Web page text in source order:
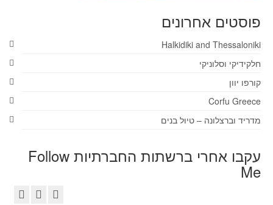
פוסטים אחרונים
Halkidiki and Thessaloniki
חלקידיקי וסלוניקי
קורפו יוון
Corfu Greece
מדריד וברצלונה – טיול בנים
עקבו אחרי ברשתות החברתיות Follow
Me